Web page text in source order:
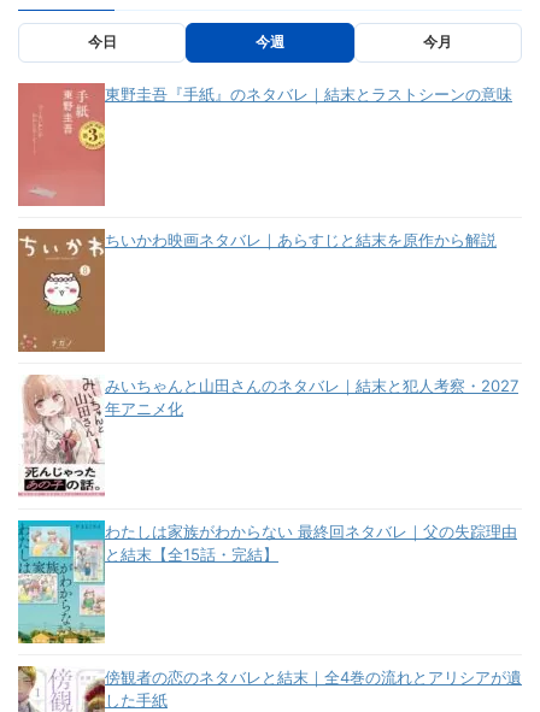
今日 今週 今月
東野圭吾『手紙』のネタバレ｜結末とラストシーンの意味
ちいかわ映画ネタバレ｜あらすじと結末を原作から解説
みいちゃんと山田さんのネタバレ｜結末と犯人考察・2027
年アニメ化
わたしは家族がわからない 最終回ネタバレ｜父の失踪理由
と結末【全15話・完結】
傍観者の恋のネタバレと結末｜全4巻の流れとアリシアが遺
した手紙